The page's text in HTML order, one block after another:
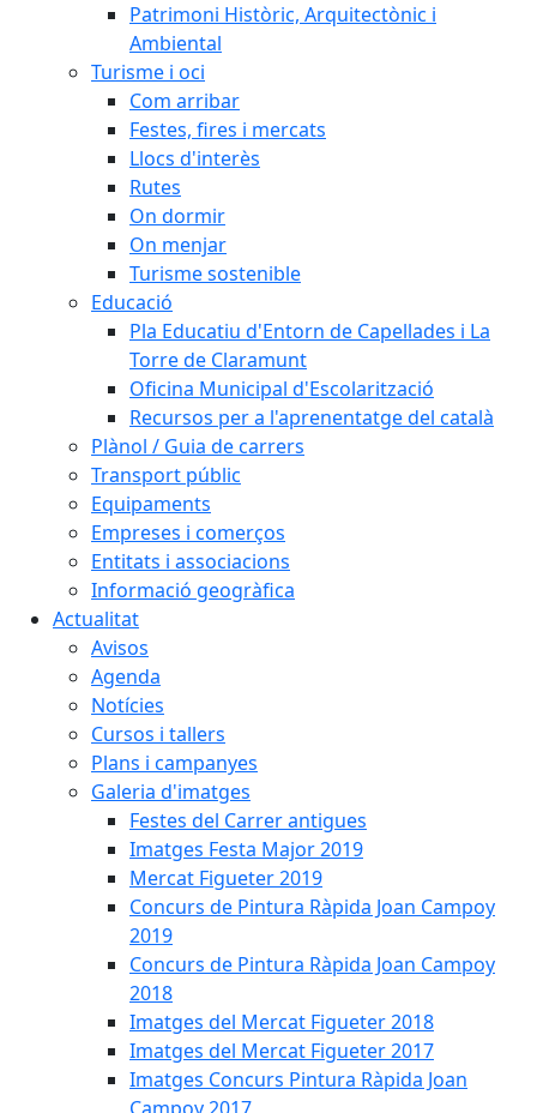
Patrimoni Històric, Arquitectònic i
Ambiental
Turisme i oci
Com arribar
Festes, fires i mercats
Llocs d'interès
Rutes
On dormir
On menjar
Turisme sostenible
Educació
Pla Educatiu d'Entorn de Capellades i La
Torre de Claramunt
Oficina Municipal d'Escolarització
Recursos per a l'aprenentatge del català
Plànol / Guia de carrers
Transport públic
Equipaments
Empreses i comerços
Entitats i associacions
Informació geogràfica
Actualitat
Avisos
Agenda
Notícies
Cursos i tallers
Plans i campanyes
Galeria d'imatges
Festes del Carrer antigues
Imatges Festa Major 2019
Mercat Figueter 2019
Concurs de Pintura Ràpida Joan Campoy
2019
Concurs de Pintura Ràpida Joan Campoy
2018
Imatges del Mercat Figueter 2018
Imatges del Mercat Figueter 2017
Imatges Concurs Pintura Ràpida Joan